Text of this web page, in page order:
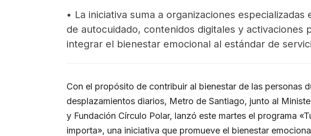
• La iniciativa suma a organizaciones
de autocuidado, contenidos digitales y activaciones
integrar el bienestar emocional al estándar de
Con el propósito de contribuir al bienestar de las personas
desplazamientos diarios, Metro de Santiago, junto al
y Fundación Círculo Polar, lanzó este martes el programa
importa», una iniciativa que promueve el bienestar